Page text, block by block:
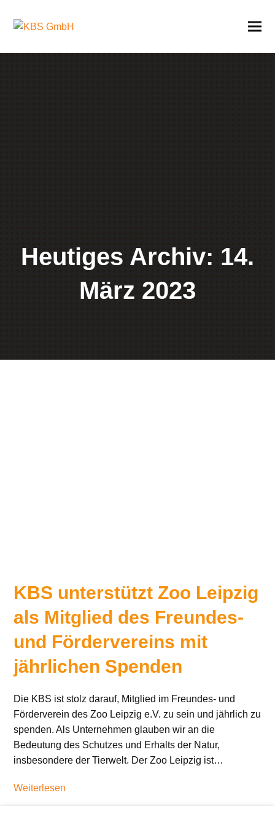
Heutiges Archiv: 14.
März 2023
KBS unterstützt Zoo Leipzig
als Mitglied des Freundes-
und Fördervereins mit
jährlichen Spenden
Die KBS ist stolz darauf, Mitglied im Freundes- und
Förderverein des Zoo Leipzig e.V. zu sein und jährlich zu
spenden. Als Unternehmen glauben wir an die
Bedeutung des Schutzes und Erhalts der Natur,
insbesondere der Tierwelt. Der Zoo Leipzig ist…
Weiterlesen